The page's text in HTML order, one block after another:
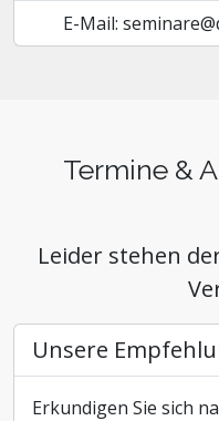
E-Mail:
Termine &
Leider stehen
Unsere
Erkundigen Sie sich